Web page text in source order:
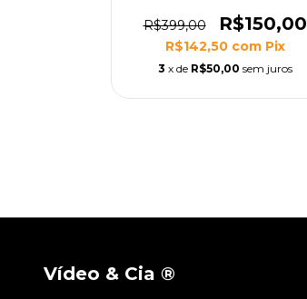
R$399,00
R$150,00
R$142,50 com Pix
3 x de R$50,00 sem juros
Vídeo & Cia ®